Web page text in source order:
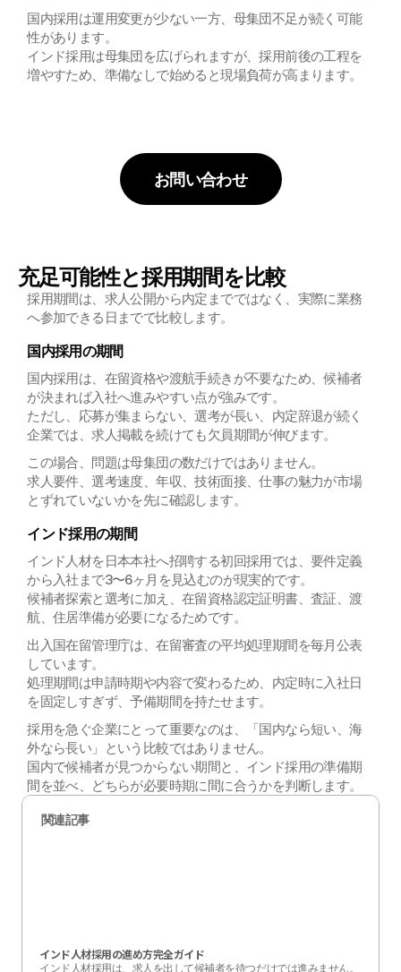
国内採用は運用変更が少ない一方、母集団不足が続く可能
性があります。
インド採用は母集団を広げられますが、採用前後の工程を
増やすため、準備なしで始めると現場負荷が高まります。
お問い合わせ
充足可能性と採用期間を比較
採用期間は、求人公開から内定までではなく、実際に業務
へ参加できる日までで比較します。
国内採用の期間
国内採用は、在留資格や渡航手続きが不要なため、候補者
が決まれば入社へ進みやすい点が強みです。
ただし、応募が集まらない、選考が長い、内定辞退が続く
企業では、求人掲載を続けても欠員期間が伸びます。
この場合、問題は母集団の数だけではありません。
求人要件、選考速度、年収、技術面接、仕事の魅力が市場
とずれていないかを先に確認します。
インド採用の期間
インド人材を日本本社へ招聘する初回採用では、要件定義
から入社まで3〜6ヶ月を見込むのが現実的です。
候補者探索と選考に加え、在留資格認定証明書、査証、渡
航、住居準備が必要になるためです。
出入国在留管理庁は、在留審査の平均処理期間を毎月公表
しています。
処理期間は申請時期や内容で変わるため、内定時に入社日
を固定しすぎず、予備期間を持たせます。
採用を急ぐ企業にとって重要なのは、「国内なら短い、海
外なら長い」という比較ではありません。
国内で候補者が見つからない期間と、インド採用の準備期
間を並べ、どちらが必要時期に間に合うかを判断します。
関連記事
インド人材採用の進め方完全ガイド
インド人材採用は、求人を出して候補者を待つだけでは進みません。